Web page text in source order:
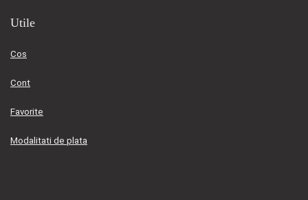
Utile
Cos
Cont
Favorite
Modalitati de plata